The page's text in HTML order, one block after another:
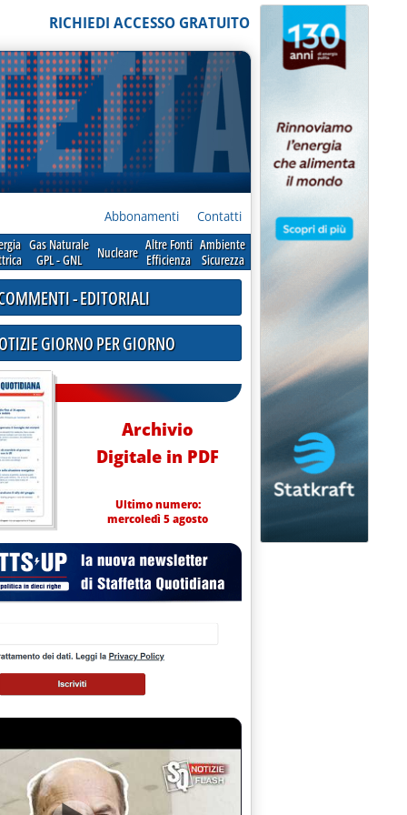
RICHIEDI ACCESSO GRATUITO
Abbonamenti Contatti
Gas Naturale
GPL - GNL
Nucleare Altre Fonti
Efficienza
Ambiente
Sicurezza
SU COMBUSTIONE SENZA FIAMMA'
- EDITORIALI
GIORNO PER GIORNO
Archivio
Digitale in PDF
Ultimo numero:
mercoledì 5 agosto